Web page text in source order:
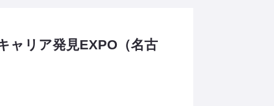
ャリア発見EXPO（名古